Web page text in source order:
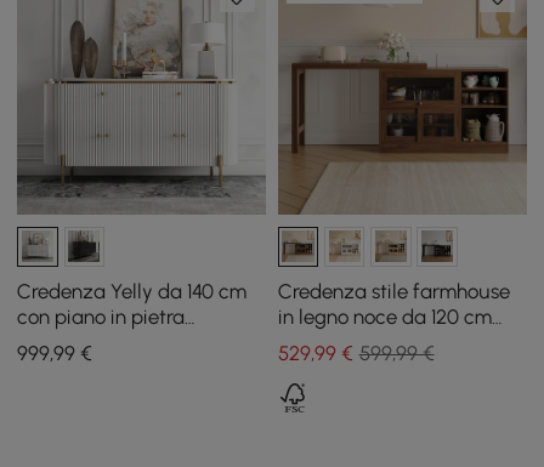
Credenza Yelly da 140 cm
con piano in pietra
sinterizzata bianca, 4 ante
e 2 cassetti
999,99 €
Credenza stile farmhouse
in legno noce da 120 cm
con piano allungabile e
ante
529,99€ 599,99 €